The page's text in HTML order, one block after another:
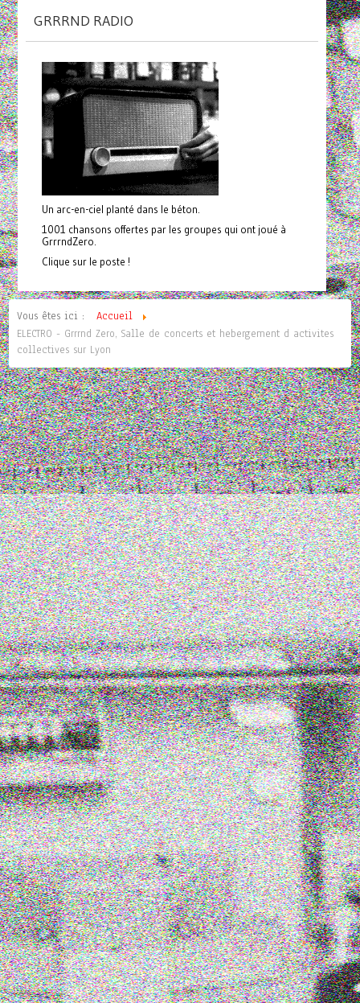
GRRRND RADIO
Un arc-en-ciel planté dans le béton.
1001 chansons offertes par les groupes qui ont joué à
GrrrndZero.
Clique sur le poste !
Vous êtes ici :
Accueil
ELECTRO - Grrrnd Zero, Salle de concerts et hebergement d activites
collectives sur Lyon